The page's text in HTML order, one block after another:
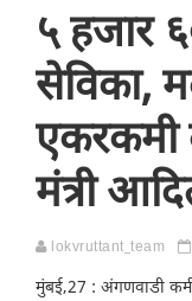
५ हजार
सेविका,
एकरकमी
मंत्री
lokvruttant_team
मुंबई,27 : अंगणवाडी